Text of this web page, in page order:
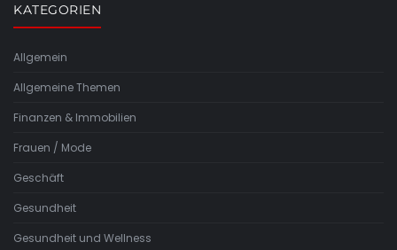
KATEGORIEN
Allgemein
Allgemeine Themen
Finanzen & Immobilien
Frauen / Mode
Geschäft
Gesundheit
Gesundheit und Wellness